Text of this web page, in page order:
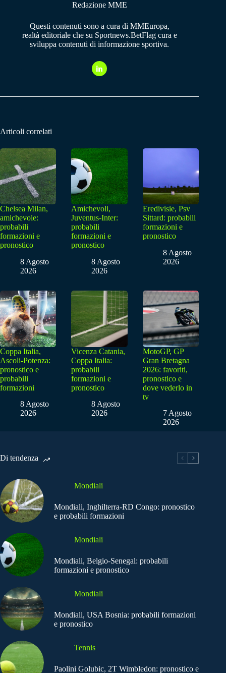
Redazione MME
Questi contenuti sono a cura di MMEuropa,
realtà editoriale che su Sportnews.BetFlag cura e
sviluppa contenuti di informazione sportiva.
Articoli correlati
Chelsea Milan,
amichevole:
probabili
formazioni e
pronostico
8 Agosto
2026
Amichevoli,
Juventus-Inter:
probabili
formazioni e
pronostico
8 Agosto
2026
Eredivisie, Psv
Sittard: probabili
formazioni e
pronostico
8 Agosto
2026
Coppa Italia,
Ascoli-Potenza:
pronostico e
probabili
formazioni
8 Agosto
2026
Vicenza Catania,
Coppa Italia:
probabili
formazioni e
pronostico
8 Agosto
2026
MotoGP, GP
Gran Bretagna
2026: favoriti,
pronostico e
dove vederlo in
tv
7 Agosto
2026
Di tendenza
Mondiali
Mondiali, Inghilterra-RD Congo: pronostico
e probabili formazioni
Mondiali
Mondiali, Belgio-Senegal: probabili
formazioni e pronostico
Mondiali
Mondiali, USA Bosnia: probabili formazioni
e pronostico
Tennis
Paolini Golubic, 2T Wimbledon: pronostico e